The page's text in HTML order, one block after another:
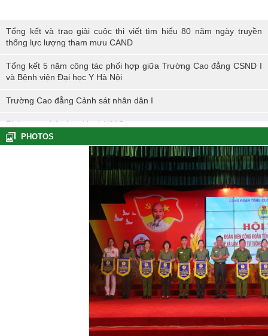
lực lượng tham mưu CAND
Tổng kết và trao giải cuộc thi viết tìm hiểu 80 năm ngày truyền
thống lực lượng tham mưu CAND
Tổng kết 5 năm công tác phối hợp giữa Trường Cao đẳng CSND I
và Bệnh viện Đại học Y Hà Nội
Trường Cao đẳng Cảnh sát nhân dân I
Phóng sự nhập học khoá K61S
Tổng kết hoạt động thực tế đợt I - K60S
Các sự kiện tiêu biểu của Tuổi trẻ Nhà trường năm học 2023-2024
Hoạt động thực tế chính trị của cán bộ, học viên tại Hoà Bình
Hội thi tìm hiểu, sáng kiến về phòng, chống tác hại của thuốc lá
trong tuổi trẻ Trường Cao đẳng Cảnh sát nhân dân I
Tuổi trẻ Trường Cao đẳng CSND I tích cực triển khai đề án 06 của
PHOTOS